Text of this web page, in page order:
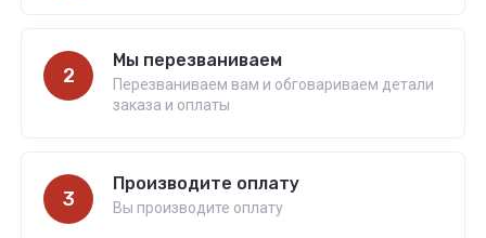
2
Мы перезваниваем
Перезваниваем вам и обговариваем детали
заказа и оплаты
3
Производите оплату
Вы производите оплату